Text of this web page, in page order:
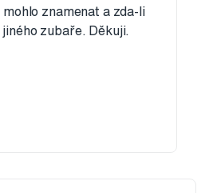
znamenat a zda-li
zubaře. Děkuji.